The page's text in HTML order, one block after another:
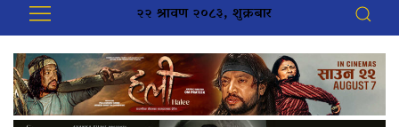
२२ श्रावण २०८३, शुक्रबार